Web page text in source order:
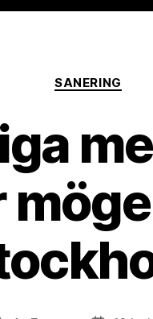
Kategorier
SANERING